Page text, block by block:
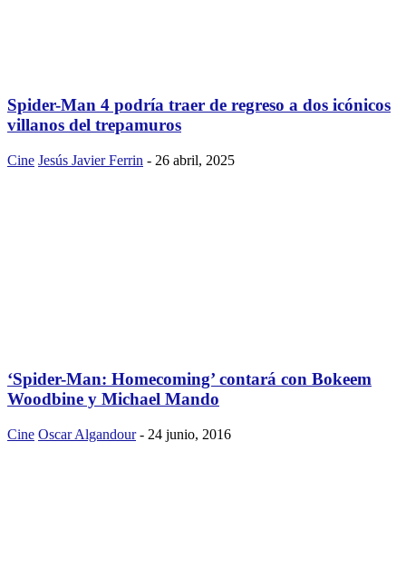
Spider-Man 4 podría traer de regreso a dos icónicos
villanos del trepamuros
Cine Jesús Javier Ferrin - 26 abril, 2025
‘Spider-Man: Homecoming’ contará con Bokeem
Woodbine y Michael Mando
Cine Oscar Algandour - 24 junio, 2016